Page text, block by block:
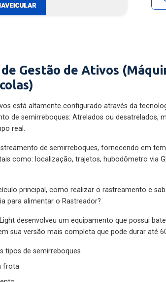
Gestão de Ativos
está altamente configurado através da
de semirreboques: Atrelados ou desatrelados,
real.
de semirreboques, fornecendo em
como: localização, trajetos, hubodômetro via
principal, como realizar o rastreamento e
para alimentar o Rastreador?
desenvolveu um equipamento que possui
sua versão mais completa que pode durar até 60
de semirreboques